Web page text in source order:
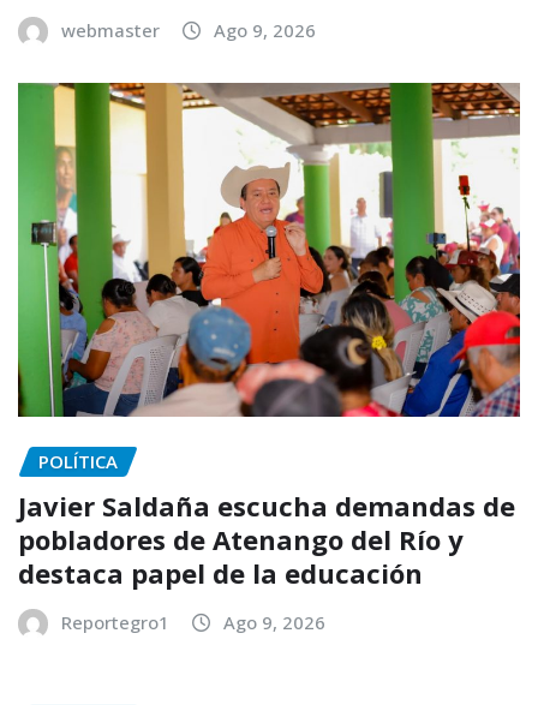
webmaster Ago 9, 2026
POLÍTICA
Javier Saldaña escucha demandas de
pobladores de Atenango del Río y
destaca papel de la educación
Reportegro1 Ago 9, 2026